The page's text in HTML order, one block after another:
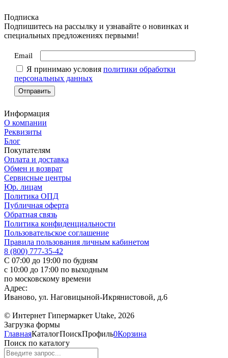
Подписка
Подпишитесь на рассылку и узнавайте о новинках и
специальных предложениях первыми!
Email
Я принимаю условия политики обработки
персональных данных
Информация
О компании
Реквизиты
Блог
Покупателям
Оплата и доставка
Обмен и возврат
Сервисные центры
Юр. лицам
Политика ОПД
Публичная оферта
Обратная связь
Политика конфиденциальности
Пользовательское соглашение
Правила пользования личным кабинетом
8 (800) 777-35-42
С 07:00 до 19:00 по будням
с 10:00 до 17:00 по выходным
по московскому времени
Адрес:
Иваново, ул. Наговицыной-Икрянистовой, д.6
© Интернет Гипермаркет Utake, 2026
Загрузка формы
ГлавнаяКаталогПоискПрофиль0Корзина
Поиск по каталогу